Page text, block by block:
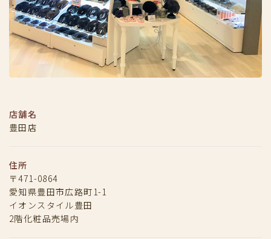
店舗名
豊田店
住所
〒471-0864
愛知県豊田市広路町1-1
イオンスタイル豊田
2階化粧品売場内